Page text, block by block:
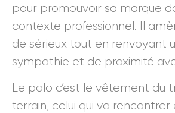
pour promouvoir sa marque
contexte professionnel. Il
de sérieux tout en renvoyant
sympathie et de proximité
Le polo c’est le vêtement du
terrain, celui qui va